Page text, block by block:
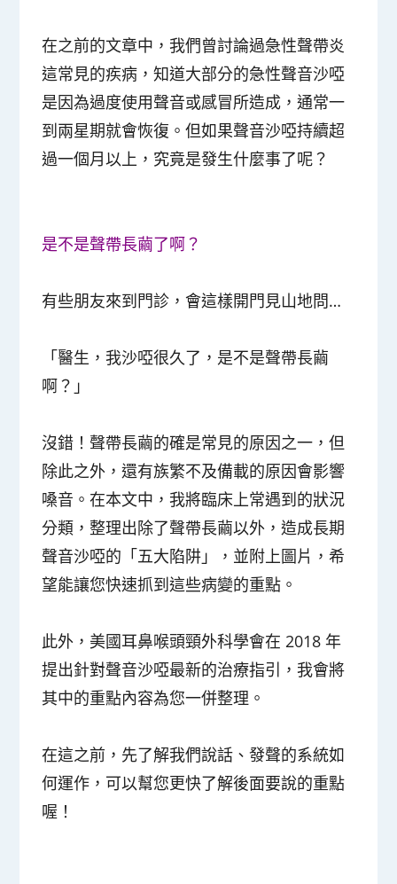
在之前的文章中，我們曾討論過急性聲帶炎
這常見的疾病，知道大部分的急性聲音沙啞
是因為過度使用聲音或感冒所造成，通常一
到兩星期就會恢復。但如果聲音沙啞持續超
過一個月以上，究竟是發生什麼事了呢？
是不是聲帶長繭了啊？
有些朋友來到門診，會這樣開門見山地問…
「醫生，我沙啞很久了，是不是聲帶長繭
啊？」
沒錯！聲帶長繭的確是常見的原因之一，但
除此之外，還有族繁不及備載的原因會影響
嗓音。在本文中，我將臨床上常遇到的狀況
分類，整理出除了聲帶長繭以外，造成長期
聲音沙啞的「五大陷阱」，並附上圖片，希
望能讓您快速抓到這些病變的重點。
此外，美國耳鼻喉頭頸外科學會在 2018 年
提出針對聲音沙啞最新的治療指引，我會將
其中的重點內容為您一併整理。
在這之前，先了解我們說話、發聲的系統如
何運作，可以幫您更快了解後面要說的重點
喔！